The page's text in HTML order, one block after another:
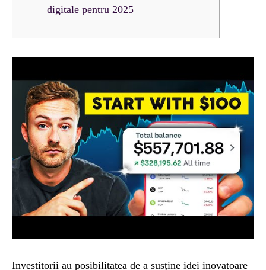
digitale pentru 2025
Investitorii au posibilitatea de a susține idei inovatoare